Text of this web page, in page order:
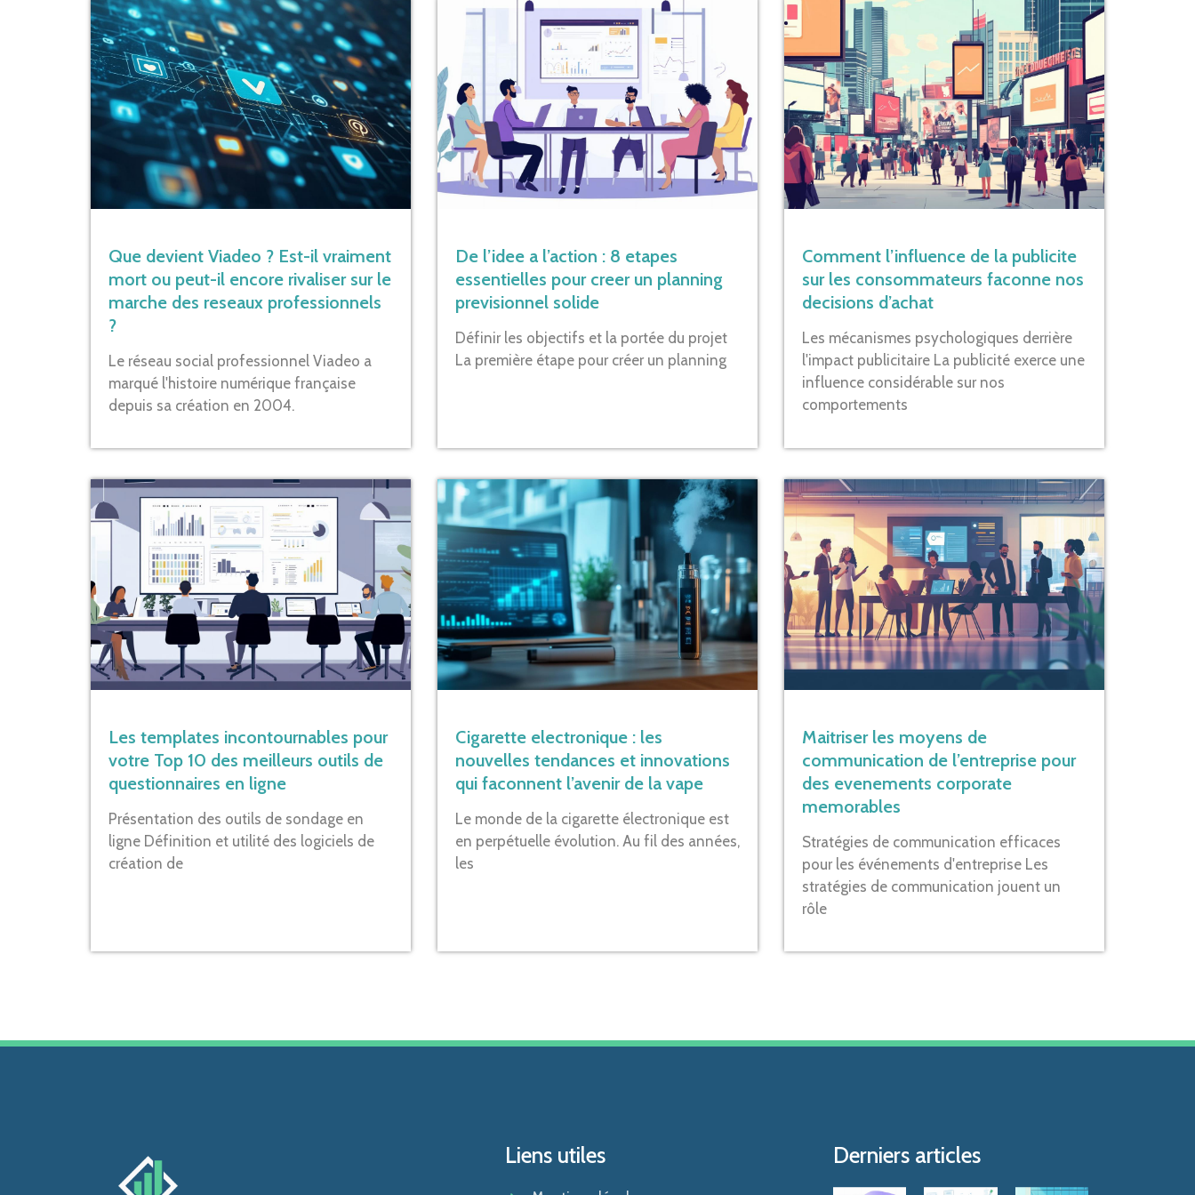
Que devient Viadeo ? Est-il vraiment
mort ou peut-il encore rivaliser sur le
marche des reseaux professionnels
?
Le réseau social professionnel Viadeo a
marqué l'histoire numérique française
depuis sa création en 2004.
De l’idee a l’action : 8 etapes
essentielles pour creer un planning
previsionnel solide
Définir les objectifs et la portée du projet
La première étape pour créer un planning
Comment l’influence de la publicite
sur les consommateurs faconne nos
decisions d’achat
Les mécanismes psychologiques derrière
l'impact publicitaire La publicité exerce une
influence considérable sur nos
comportements
Les templates incontournables pour
votre Top 10 des meilleurs outils de
questionnaires en ligne
Présentation des outils de sondage en
ligne Définition et utilité des logiciels de
création de
Cigarette electronique : les
nouvelles tendances et innovations
qui faconnent l’avenir de la vape
Le monde de la cigarette électronique est
en perpétuelle évolution. Au fil des années,
les
Maitriser les moyens de
communication de l’entreprise pour
des evenements corporate
memorables
Stratégies de communication efficaces
pour les événements d'entreprise Les
stratégies de communication jouent un
rôle
Liens utiles Derniers articles